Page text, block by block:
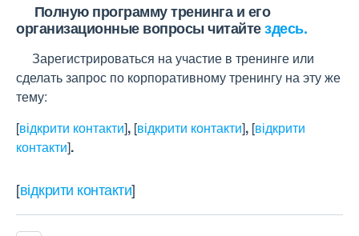
Полную программу тренинга и его
организационные вопросы читайтездесь.
Зарегистрироваться на участие в тренинге или
сделать запрос по корпоративному тренингу на эту же
тему:
[відкрити контакти], [відкрити контакти], [відкрити
контакти].
[відкрити контакти]